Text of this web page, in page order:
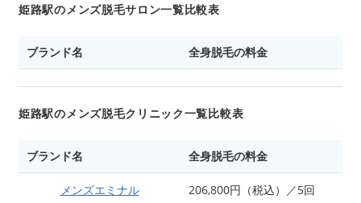
姫路駅のメンズ脱毛サロン一覧比較表
ブランド名 全身脱毛の料金
姫路駅のメンズ脱毛クリニック一覧比較表
ブランド名 全身脱毛の料金
メンズエミナル 206,800円（税込）／5回